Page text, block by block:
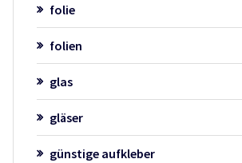
folie
folien
glas
gläser
günstige aufkleber